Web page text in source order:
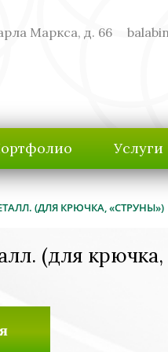
Маркса, д. 66
Услуги
(ДЛЯ КРЮЧКА, «СТРУНЫ»)
(для крючка,